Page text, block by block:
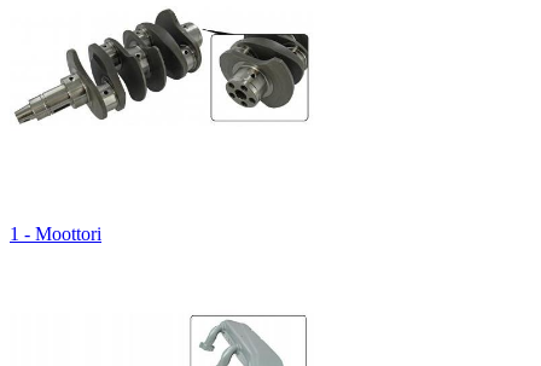
1 - Moottori